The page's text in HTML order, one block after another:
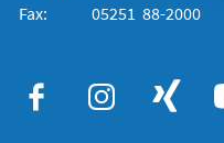
Fax:
05251 88-2000